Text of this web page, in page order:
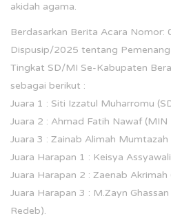
akidah agama.
Berdasarkan Berita Acara
Dispusip/2025 tentang
Tingkat SD/MI Se-Kabupaten
sebagai berikut :
Juara 1 : Siti Izzatul Muharromu
Juara 2 : Ahmad Fatih Nawaf (MIN
Juara 3 : Zainab Alimah
Juara Harapan 1 : Keisya
Juara Harapan 2 : Zaenab Akrimah
Juara Harapan 3 : M.Zayn
Redeb).